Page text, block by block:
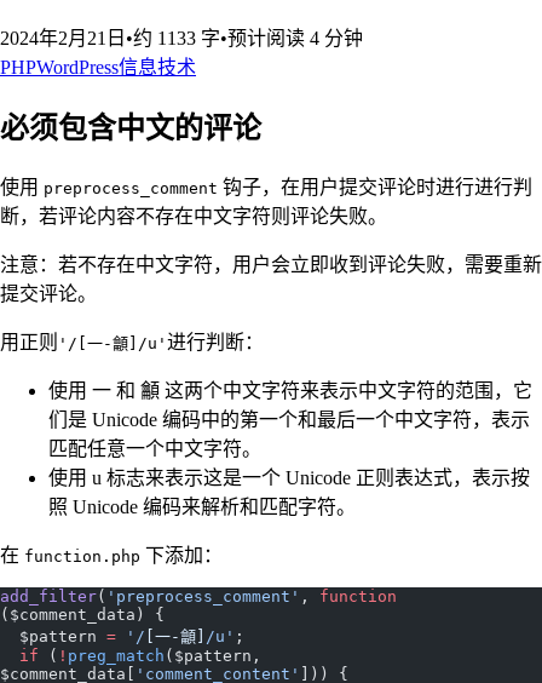
2024年2月21日 •约 1133 字•预计阅读 4 分钟
PHPWordPress信息技术
必须包含中文的评论
使用 preprocess_comment 钩子，在用户提交评论时进行进行判
断，若评论内容不存在中文字符则评论失败。
注意：若不存在中文字符，用户会立即收到评论失败，需要重新
提交评论。
用正则 '/[一-龥]/u' 进行判断：
使用 一 和 龥 这两个中文字符来表示中文字符的范围，它
们是 Unicode 编码中的第一个和最后一个中文字符，表示
匹配任意一个中文字符。
使用 u 标志来表示这是一个 Unicode 正则表达式，表示按
照 Unicode 编码来解析和匹配字符。
在 function.php 下添加：
add_filter( 'preprocess_comment' , function
($comment_data) {
  $pattern
= '/ [一-龥] /u' ;
  if
( ! preg_match ($pattern,
$comment_data[
'comment_content'
])) {